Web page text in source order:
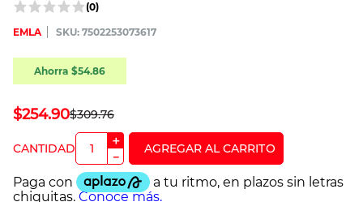
(0)
EMLA :7502253073617
Ahorra $54.86
$309.76
$254.90
＋
－